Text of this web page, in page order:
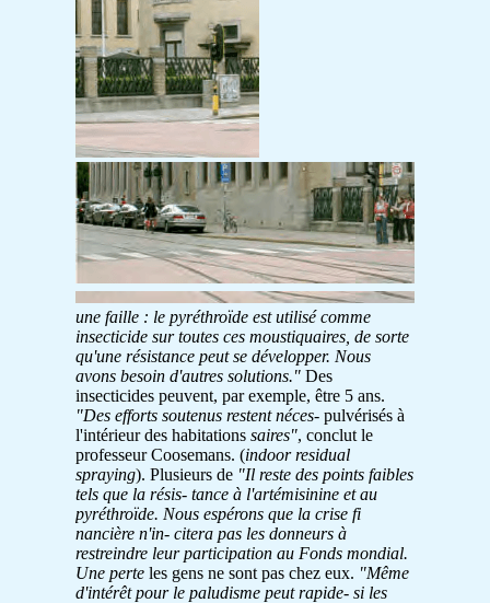
une faille : le pyréthroïde est utilisé comme
insecticide sur toutes ces moustiquaires, de sorte
qu'une résistance peut se développer. Nous
avons besoin d'autres solutions." Des
insecticides peuvent, par exemple, être 5 ans.
"Des efforts soutenus restent néces- pulvérisés à
l'intérieur des habitations saires", conclut le
professeur Coosemans. (indoor residual
spraying). Plusieurs de "Il reste des points faibles
tels que la résis- tance à l'artémisinine et au
pyréthroïde. Nous espérons que la crise fi
nancière n'in- citera pas les donneurs à
restreindre leurparticipation au Fonds mondial.
Une perte les gens ne sont pas chez eux. "Même
d'intérêt pour le paludisme peut rapide- si les